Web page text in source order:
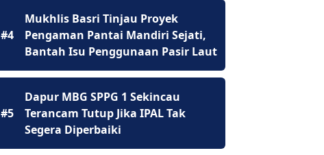
#4
Mukhlis Basri Tinjau Proyek
Pengaman Pantai Mandiri Sejati,
Bantah Isu Penggunaan Pasir Laut
#5
Dapur MBG SPPG 1 Sekincau
Terancam Tutup Jika IPAL Tak
Segera Diperbaiki